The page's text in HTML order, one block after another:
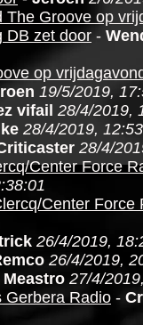
The Groove op
DB zet door -
op
19/5/2019,
vifail 28/4/2019,
28/4/2019,
28/4/
Center Force
Center Force
26/4/2019,
26/4/2019,
Meastro 27/4/
Gerbera Radio -